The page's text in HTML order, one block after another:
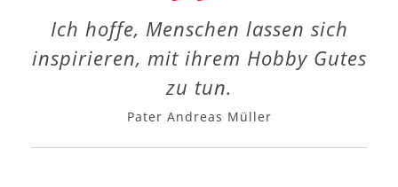
Ich hoffe, Menschen lassen sich
inspirieren, mit ihrem Hobby Gutes
zu tun.
Pater Andreas Müller